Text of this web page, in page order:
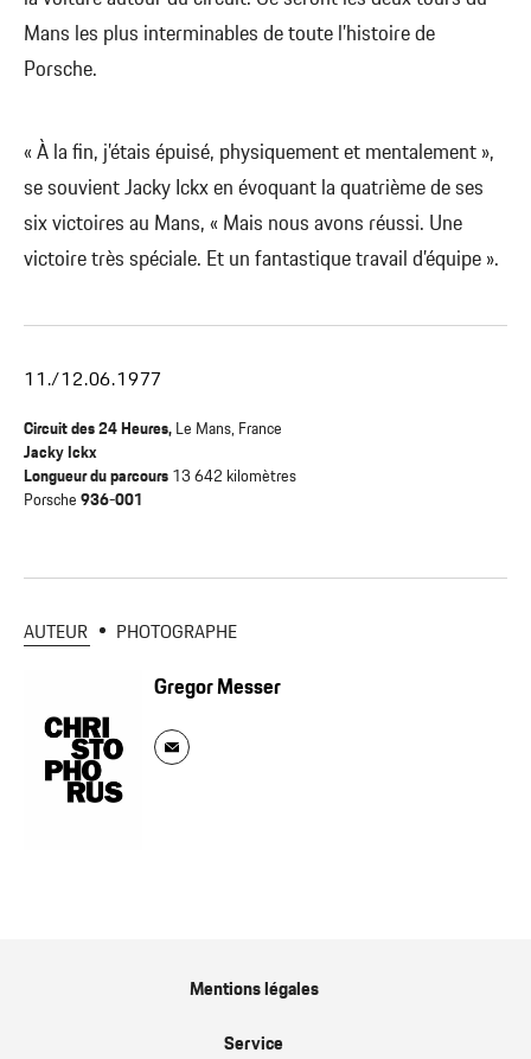
Mans les plus interminables de toute l’histoire de
Porsche.
« À la fin, j’étais épuisé, physiquement et mentalement »,
se souvient Jacky Ickx en évoquant la quatrième de ses
six victoires au Mans, « Mais nous avons réussi. Une
victoire très spéciale. Et un fantastique travail d’équipe ».
11./12.06.1977
Circuit des 24 Heures, Le Mans, France
Jacky Ickx
Longueur du parcours 13 642 kilomètres
Porsche 936-001
AUTEUR PHOTOGRAPHE
Gregor Messer
Mentions légales
Service